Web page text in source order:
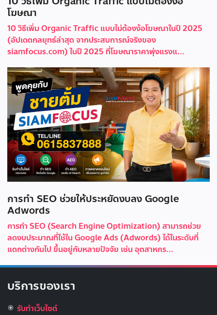
โฆษณา
10 วิธีเพิ่ม Organic Traffic แบบไม่ต้องง้อโฆษณาในปี 2025
(อัปเดตกลยุทธ์ล่าสุด จากประสบการณ์จริงของ
siamfocus.com) ในปี 2025 ที่โฆษณาราคาพุ่งแรงแ...
การทำ SEO ช่วยให้ประหยัดงบลง Google
Adwords
การทำ SEO (Search Engine Optimization) สามารถช่วย
ลดงบประมาณที่ใช้ใน Google Ads (Adwords) ได้ในระดับที่
แตกต่างกันไป ขึ้นอยู่กับหลายปัจจัย เช่น อุตสาหกร...
บริการของเรา
รับทำเว็บไซต์